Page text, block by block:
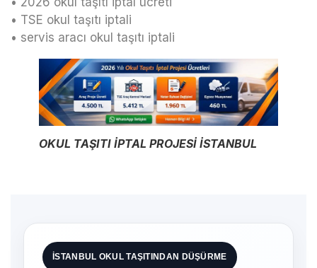
• TSE okul taşıtı iptali
• servis aracı okul taşıtı iptali
OKUL TAŞITI İPTAL PROJESİ İSTANBUL
İSTANBUL OKUL TAŞITINDAN DÜŞÜRME